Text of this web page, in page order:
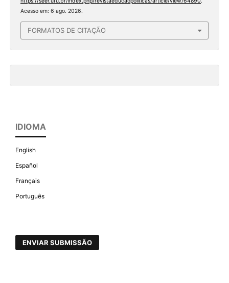
Acesso em: 6 ago. 2026.
FORMATOS DE CITAÇÃO
IDIOMA
English
Español
Français
Português
ENVIAR SUBMISSÃO